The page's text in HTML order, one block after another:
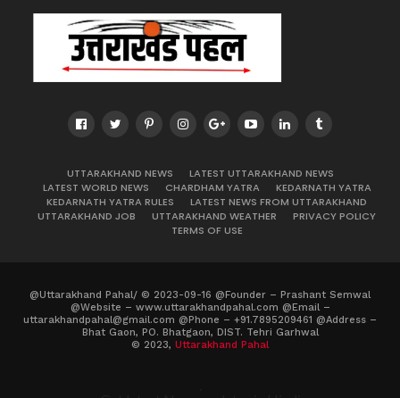
UTTARAKHAND NEWS
LATEST UTTARAKHAND NEWS
LATEST WORLD NEWS
CHARDHAM YATRA
KEDARNATH YATRA
KEDARNATH YATRA RULES
LATEST NEWS FROM UTTARAKHAND
UTTARAKHAND JOB
UTTARAKHAND WEATHER
PRIVACY POLICY
TERMS OF USE
@Uttarakhand Pahal/ © 2023-09-16 @Founder – Prashant Semwal
@Website – www.uttarakhandpahal.com @Email –
uttarakhandpahal@gmail.com @Phone – +91.7895209461 @Address –
Bhat Gaon, PO. Bhatgaon, DIST. Tehri Garhwal
© 2023, Uttarakhand Pahal